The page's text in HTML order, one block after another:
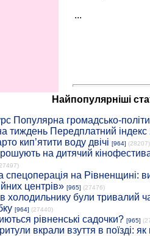
...
Найпопулярніші
Популярна громадсько-
тиждень Передплатний індекс
кип’ятити воду двічі [964] (28207)
на дитячий
спецоперація на Рівненщині:
центрів» [965] (27476)
холодильнику були тривалий
[964] (27440)
рівненські садочки? [965]
вкрали взуття в поїзді: